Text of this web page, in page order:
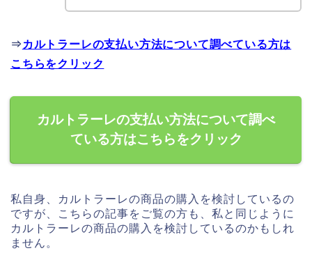
⇒ カルトラーレの支払い方法について調べている方は
こちらをクリック
カルトラーレの支払い方法について調べ
ている方はこちらをクリック
私自身、カルトラーレの商品の購入を検討しているの
ですが、こちらの記事をご覧の方も、私と同じように
カルトラーレの商品の購入を検討しているのかもしれ
ません。